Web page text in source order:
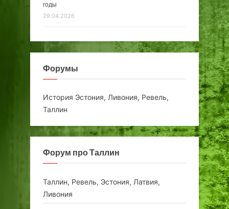
годы
29.04.2026
Форумы
История Эстония, Ливония, Ревель,
Таллин
Форум про Таллин
Таллин, Ревель, Эстония, Латвия,
Ливония